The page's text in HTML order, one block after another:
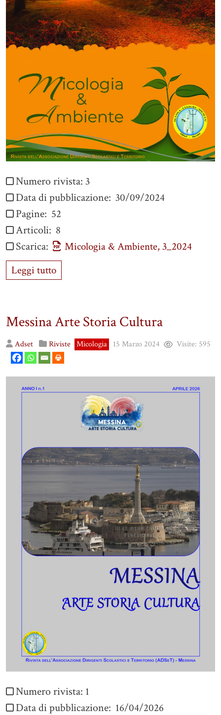
Numero rivista: 3
Data di pubblicazione: 30/09/2024
Pagine: 52
Articoli: 8
Scarica:
Micologia & Ambiente, 3_2024
Leggi tutto
Messina Arte Storia Cultura
Adset Riviste Micologia 15 Marzo 2024 Visite: 595
Numero rivista: 1
Data di pubblicazione: 16/04/2026